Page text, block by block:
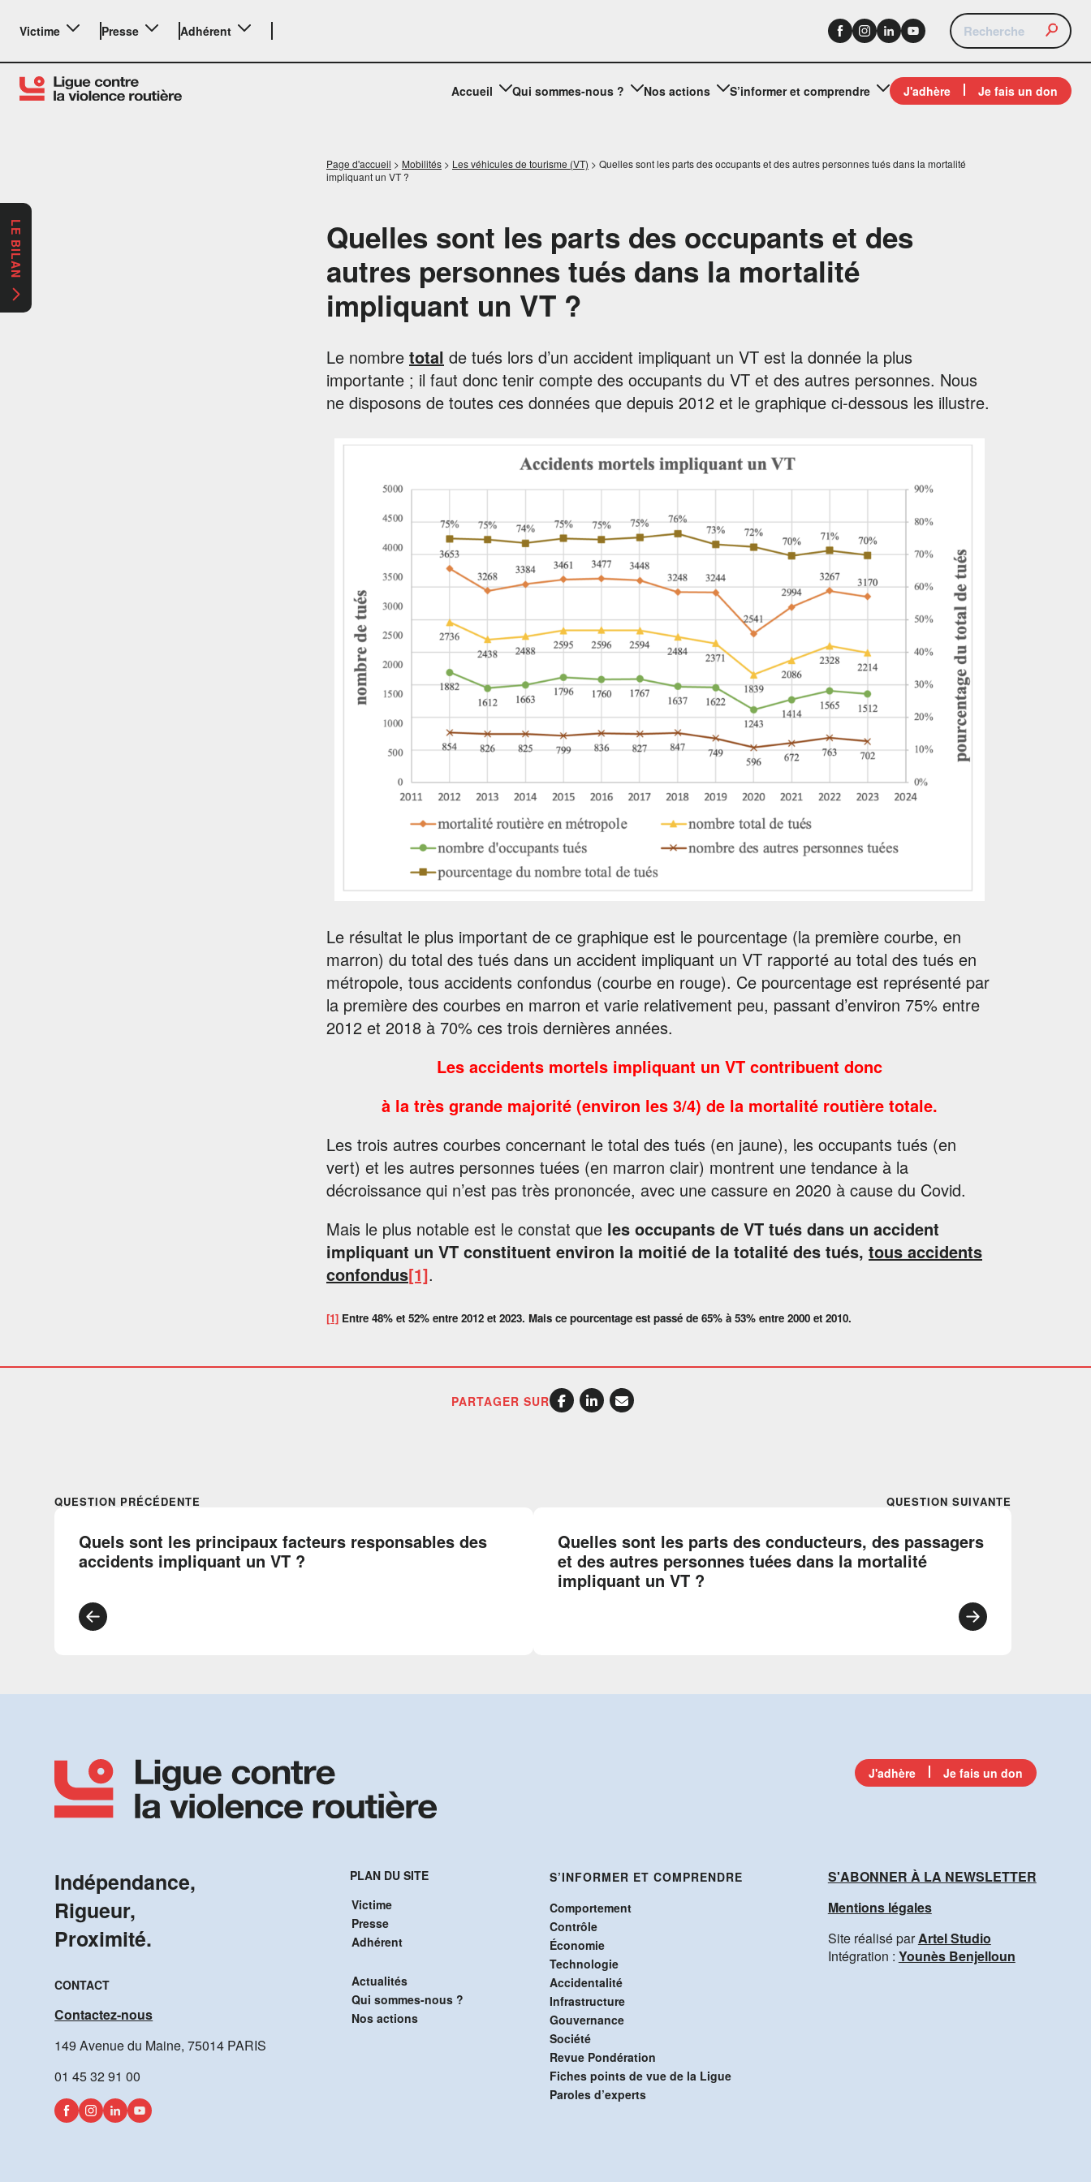
Victime Presse Adhérent
Accueil Qui sommes-nous ? Nos actions S’informer et comprendre J'adhère Je fais un don
Page d'accueil > Mobilités > Les véhicules de tourisme (VT) > Quelles sont les parts des occupants et des autres personnes tués dans la mortalité
impliquant un VT ?
Quelles sont les parts des occupants et des
autres personnes tués dans la mortalité
impliquant un VT ?
Le nombre total de tués lors d’un accident impliquant un VT est la donnée la plus
importante ; il faut donc tenir compte des occupants du VT et des autres personnes. Nous
ne disposons de toutes ces données que depuis 2012 et le graphique ci-dessous les illustre.
Le résultat le plus important de ce graphique est le pourcentage (la première courbe, en
marron) du total des tués dans un accident impliquant un VT rapporté au total des tués en
métropole, tous accidents confondus (courbe en rouge). Ce pourcentage est représenté par
la première des courbes en marron et varie relativement peu, passant d’environ 75% entre
2012 et 2018 à 70% ces trois dernières années.
Les accidents mortels impliquant un VT contribuent donc
à la très grande majorité (environ les 3/4) de la mortalité routière totale.
Les trois autres courbes concernant le total des tués (en jaune), les occupants tués (en
vert) et les autres personnes tuées (en marron clair) montrent une tendance à la
décroissance qui n’est pas très prononcée, avec une cassure en 2020 à cause du Covid.
Mais le plus notable est le constat que les occupants de VT tués dans un accident
impliquant un VT constituent environ la moitié de la totalité des tués, tous accidents
confondus[1].
[1] Entre 48% et 52% entre 2012 et 2023. Mais ce pourcentage est passé de 65% à 53% entre 2000 et 2010.
PARTAGER SUR
QUESTION PRÉCÉDENTE QUESTION SUIVANTE
Quels sont les principaux facteurs responsables des
accidents impliquant un VT ?
Quelles sont les parts des conducteurs, des passagers
et des autres personnes tuées dans la mortalité
impliquant un VT ?
J'adhère Je fais un don
Indépendance,
Rigueur,
Proximité.
CONTACT
Contactez-nous
149 Avenue du Maine, 75014 PARIS
01 45 32 91 00
PLAN DU SITE
Victime
Presse
Adhérent
Actualités
Qui sommes-nous ?
Nos actions
S’INFORMER ET COMPRENDRE
Comportement
Contrôle
Économie
Technologie
Accidentalité
Infrastructure
Gouvernance
Société
Revue Pondération
Fiches points de vue de la Ligue
Paroles d’experts
S'ABONNER À LA NEWSLETTER
Mentions légales
Site réalisé parArtel Studio
Intégration : Younès Benjelloun
LE BILAN